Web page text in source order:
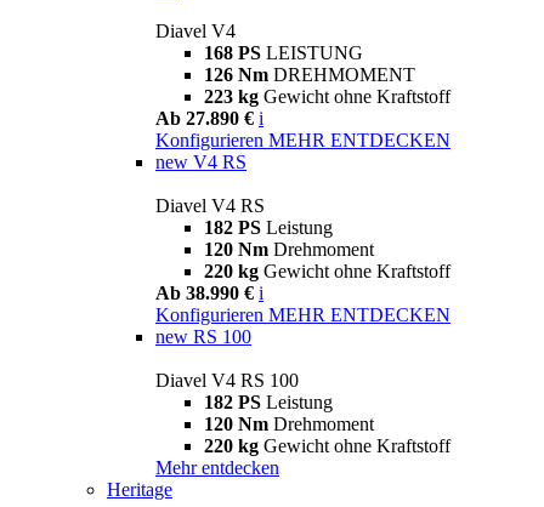
Diavel V4
168 PS LEISTUNG
126 Nm DREHMOMENT
223 kg Gewicht ohne Kraftstoff
Ab 27.890 € i
Konfigurieren MEHR ENTDECKEN
new V4 RS
Diavel V4 RS
182 PS Leistung
120 Nm Drehmoment
220 kg Gewicht ohne Kraftstoff
Ab 38.990 € i
Konfigurieren MEHR ENTDECKEN
new RS 100
Diavel V4 RS 100
182 PS Leistung
120 Nm Drehmoment
220 kg Gewicht ohne Kraftstoff
Mehr entdecken
Heritage